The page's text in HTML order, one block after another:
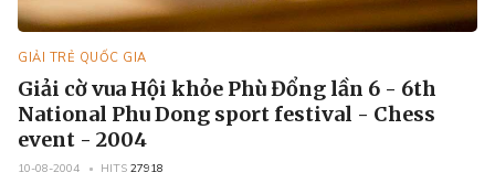
GIẢI TRẺ QUỐC GIA
Giải cờ vua Hội khỏe Phù Đổng lần 6 - 6th
National Phu Dong sport festival - Chess
event - 2004
10-08-2004 HITS 27918